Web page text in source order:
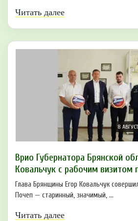
Читать далее
8
Врио Губернатора Брянской
Ковальчук с рабочим визитом
Глава Брянщины Егор Ковальчук
Почеп — старинный, значимый, ...
Читать далее